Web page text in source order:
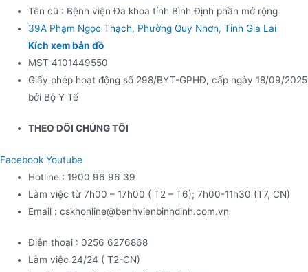
Tên cũ : Bệnh viện Đa khoa tỉnh Bình Định phần mở rộng
39A Phạm Ngọc Thạch, Phường Quy Nhơn, Tỉnh Gia Lai
Kích xem bản đồ
MST 4101449550
Giấy phép hoạt động số 298/BYT-GPHĐ, cấp ngày 18/09/2025
bởi Bộ Y Tế
THEO DÕI CHÚNG TÔI
Facebook Youtube
Hotline : 1900 96 96 39
Làm việc từ 7h00 – 17h00 ( T2 – T6); 7h00-11h30 (T7, CN)
Email : cskhonline@benhvienbinhdinh.com.vn
Điện thoại : 0256 6276868
Làm việc 24/24 ( T2-CN)